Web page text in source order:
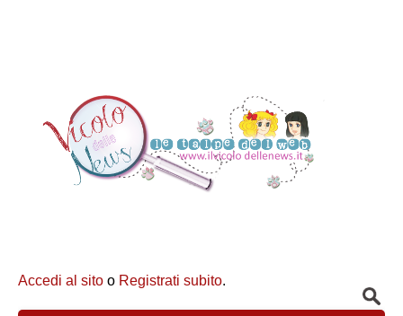
Accedi al sito o Registrati subito.